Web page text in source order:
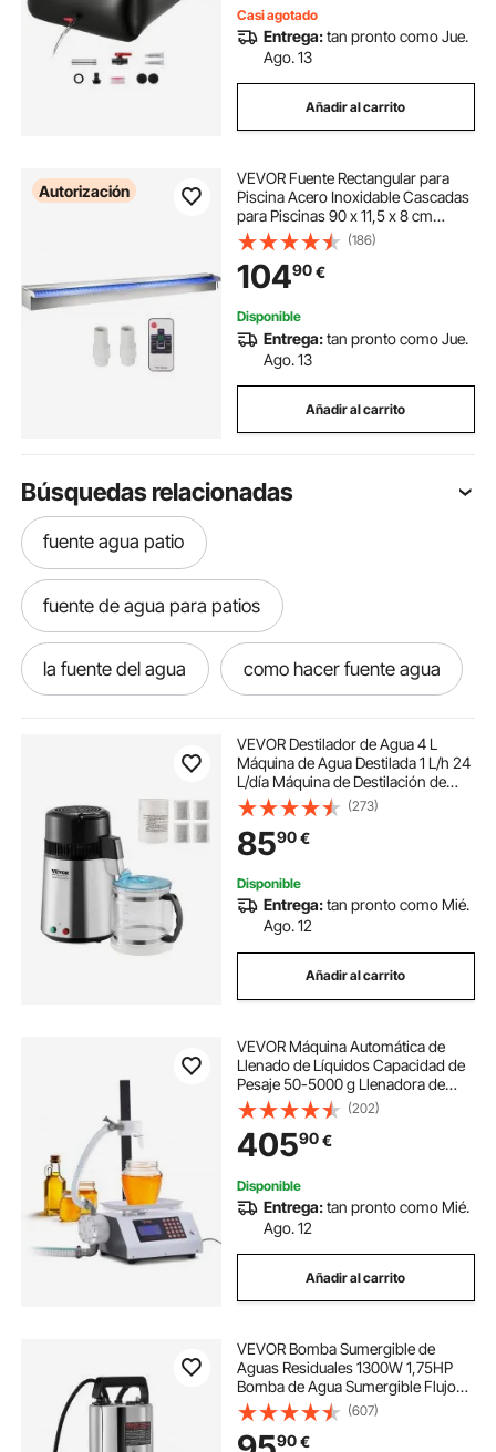
Casi agotado
Entrega:tan pronto como Jue.
Ago. 13
Añadir al carrito
Autorización
VEVOR Fuente Rectangular para
Piscina Acero Inoxidable Cascadas
para Piscinas 90 x 11,5 x 8 cm
Fuente de Piscina Exterior Flujo de
Agua con Tira LED de Colores de
Jardín Patio Estanque
(186)
10490€
Disponible
Entrega:tan pronto como Jue.
Ago. 13
Añadir al carrito
Búsquedas relacionadas
fuente agua patio
fuente de agua para patios
la fuente del agua como hacer fuente agua
como hacer una fuente de agua
cascada de agua para fuente
fuente con agua
fuente de agua con cascada
fuente d agua fuente de cascada de agua
como hacer fuente de agua
VEVOR Destilador de Agua 4 L
Máquina de Agua Destilada 1 L/h 24
L/día Máquina de Destilación de
Agua Interior en Acero Inoxidable
de Grado Alimenticio Alta Eficiencia
para Purificar Agua del Grifo
(273)
8590€
Disponible
Entrega:tan pronto como Mié.
Ago. 12
Añadir al carrito
VEVOR Máquina Automática de
Llenado de Líquidos Capacidad de
Pesaje 50-5000 g Llenadora de
Botellas Bomba Peristáltica de
Control Digital para Leche, Agua,
Vino, Bebidas, Salsa de Soja,
Boquilla Única
(202)
40590€
Disponible
Entrega:tan pronto como Mié.
Ago. 12
Añadir al carrito
VEVOR Bomba Sumergible de
Aguas Residuales 1300W 1,75HP
Bomba de Agua Sumergible Flujo
Máximo de 333,3L/min Bomba de
Agua Sucia Elevación Máxima de
11m para Bombear Agua de
(607)
90€